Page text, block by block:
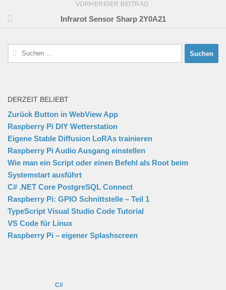
VORHERIGER BEITRAG
Infrarot Sensor Sharp 2Y0A21
Suchen
nach:
DERZEIT BELIEBT
Zurück Button in WebView App
Raspberry Pi DIY Wetterstation
Eigene Stable Diffusion LoRAs trainieren
Raspberry Pi Audio Ausgang einstellen
Wie man ein Script oder einen Befehl als Root beim
Systemstart ausführt
C# .NET Core PostgreSQL Connect
Raspberry Pi: GPIO Schnittstelle – Teil 1
TypeScript Visual Studio Code Tutorial
VS Code für Linux
Raspberry Pi – eigener Splashscreen
C#